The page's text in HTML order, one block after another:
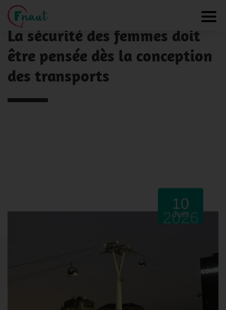
Panneau de gestion des cookies
NOS ACTUALITÉS
La sécurité des femmes doit
être pensée dès la conception
des transports
10
Juin
2026